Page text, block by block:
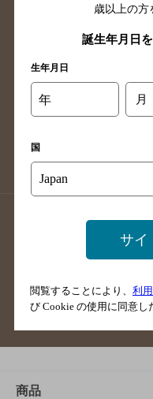
島根県のバー
香川県のバー
高知県のバー検
長崎県のバー検
大分県のバー
沖
店舗登録方法のご案
掲載
商品
歳以上の方
誕生年月日
生年月日
年 月
国
サイ
閲覧することにより、 利
び Cookie の使用に同意し